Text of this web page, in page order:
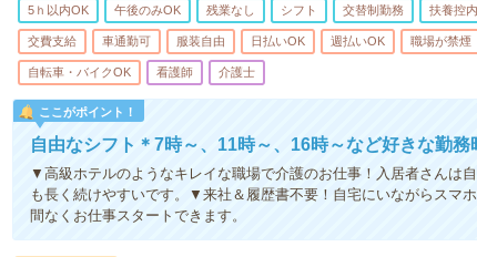
5ｈ以内OK 午後のみOK 残業なし シフト 交替制勤務 扶養控内
交費支給 車通勤可 服装自由 日払いOK 週払いOK 職場が禁煙
自転車・バイクOK 看護師 介護士
ここがポイント！
自由なシフト＊7時～、11時～、16時～など好きな勤務
▼高級ホテルのようなキレイな職場で介護のお仕事！入居者さんは
も長く続けやすいです。▼来社＆履歴書不要！自宅にいながらスマ
間なくお仕事スタートできます。